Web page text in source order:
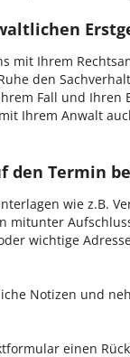
mit Ihrem
den
Fall und Ihren
Ihrem Anwalt
den Termin
wie z.B.
mitunter
wichtige
Notizen und
einen